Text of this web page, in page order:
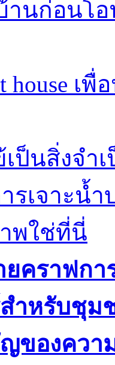
านก่อนโ
house
เป็นสิ่งจำ
รเจาะน้
พใช่ที่นี่
ยคราฟกา
สำหรับชุม
ของควา